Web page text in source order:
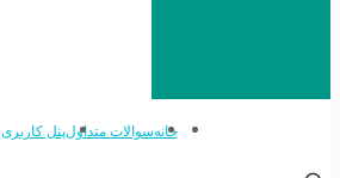
خانهسوالات متداولپنل کاربری